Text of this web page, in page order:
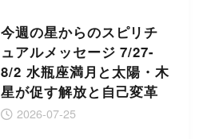
今週の星からのスピリチ
ュアルメッセージ 7/27-
8/2 水瓶座満月と太陽・木
星が促す解放と自己変革
2026-07-25